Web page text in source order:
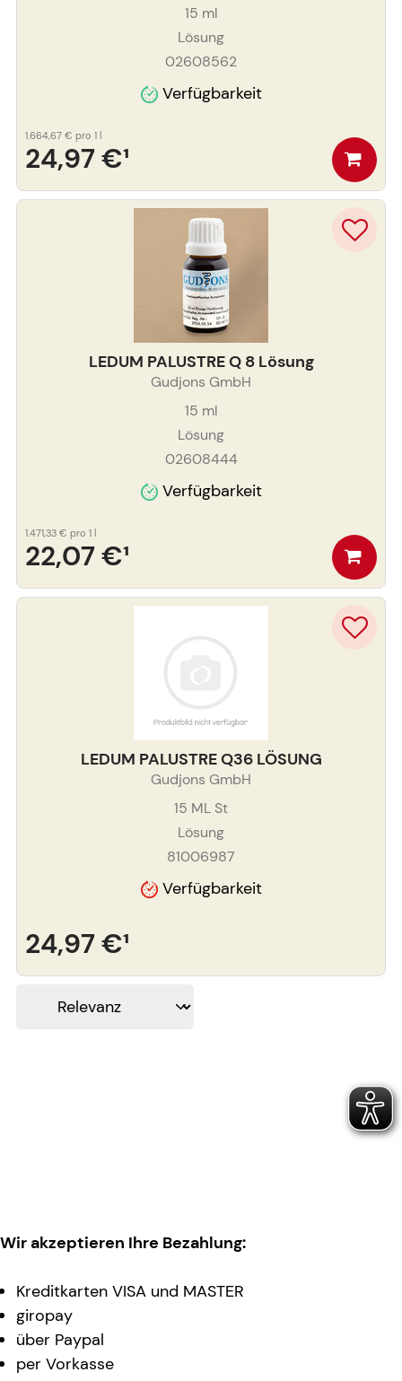
15 ml
Lösung
02608562
Verfügbarkeit
24,97 €¹
1.664,67 € pro 1 l
LEDUM PALUSTRE Q 8 Lösung
Gudjons GmbH
15 ml
Lösung
02608444
Verfügbarkeit
22,07 €¹
1.471,33 € pro 1 l
LEDUM PALUSTRE Q36 LÖSUNG
Gudjons GmbH
15 ML St
Lösung
81006987
Verfügbarkeit
24,97 €¹
Wir akzeptieren Ihre Bezahlung:
Kreditkarten VISA und MASTER
giropay
über Paypal
per Vorkasse